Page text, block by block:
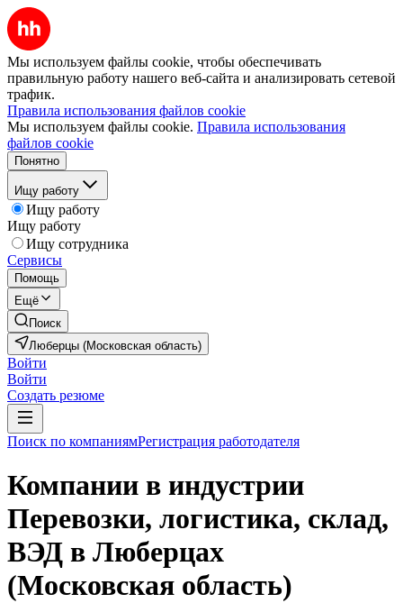
Мы используем файлы cookie, чтобы обеспечивать
правильную работу нашего веб-сайта и анализировать сетевой
трафик.
Правила использования файлов cookie
Мы используем файлы cookie. Правила использования
файлов cookie
Понятно
Ищу работу
Ищу работу
Ищу работу
Ищу сотрудника
Сервисы
Помощь
Ещё
Поиск
Люберцы (Московская область)
Войти
Войти
Создать резюме
Поиск по компаниямРегистрация работодателя
Компании в индустрии
Перевозки, логистика, склад,
ВЭД в Люберцах
(Московская область)